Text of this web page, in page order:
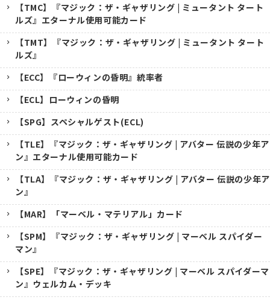
【TMC】『マジック：ザ・ギャザリング | ミュータント タート
ルズ』エターナル使用可能カード
【TMT】『マジック：ザ・ギャザリング | ミュータント タート
ルズ』
【ECC】『ローウィンの昏明』統率者
【ECL】ローウィンの昏明
【SPG】スペシャルゲスト(ECL)
【TLE】『マジック：ザ・ギャザリング | アバター 伝説の少年ア
ン』エターナル使用可能カード
【TLA】『マジック：ザ・ギャザリング | アバター 伝説の少年ア
ン』
【MAR】「マーベル・マテリアル」カード
【SPM】『マジック：ザ・ギャザリング | マーベル スパイダー
マン』
【SPE】『マジック：ザ・ギャザリング | マーベル スパイダーマ
ン』ウェルカム・デッキ